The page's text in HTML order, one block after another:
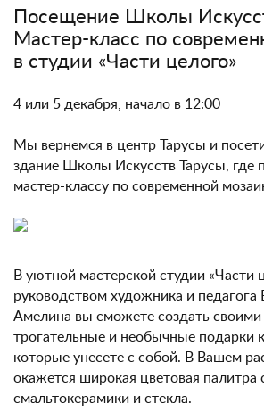
Посещение Школы
Мастер-класс по
в студии «Части целого»
4 или 5 декабря, начало в 12:00
Мы вернемся в центр Тарусы и
здание Школы Искусств Тарусы, где
мастер-классу по современной
В уютной мастерской студии «Части
руководством художника и педагога
Амелина вы сможете создать своими
трогательные и необычные подарки
которые унесете с собой. В Вашем
окажется широкая цветовая палитра
смальтокерамики и стекла.